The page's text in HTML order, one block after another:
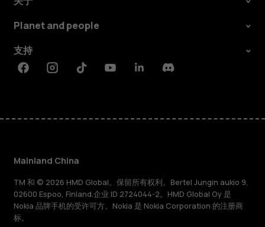
Planet and people
支持
FacebookInstagramTiktokYoutubeLinkedinDiscord
Mainland China
TM 和 © 2026 HMD Global。保留所有权利。Bertel Jungin aukio 9,
02600 Espoo, Finland.企业 ID 2724044-2。HMD Global Oy 是
Nokia 品牌手机的受许可方。Nokia 是 Nokia Corporation 的注册商
标。